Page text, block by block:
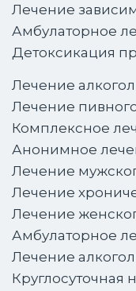
Лечение
Амбулаторное
Детоксикация
Лечение
Лечение
Комплексное
Анонимное
Лечение
Лечение
Лечение
Амбулаторное
Лечение
Круглосуточная